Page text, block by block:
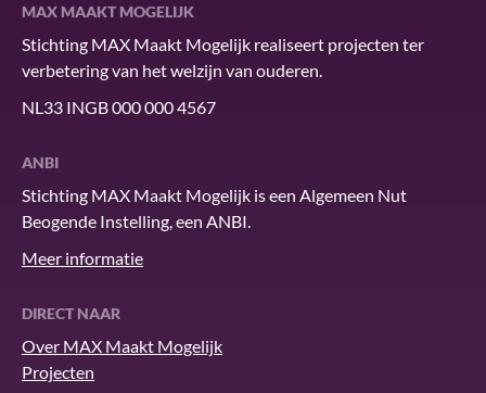
MAX MAAKT MOGELIJK
Stichting MAX Maakt Mogelijk realiseert projecten ter
verbetering van het welzijn van ouderen.
NL33 INGB 000 000 4567
ANBI
Stichting MAX Maakt Mogelijk is een Algemeen Nut
Beogende Instelling, een ANBI.
Meer informatie
DIRECT NAAR
Over MAX Maakt Mogelijk
Projecten